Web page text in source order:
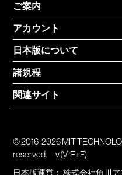
ご案内
アカウント
日本版について
諸規程
関連サイト
© 2016-2026 MIT
reserved.
v.(V-E+F)
日本版運営：株式会社角川